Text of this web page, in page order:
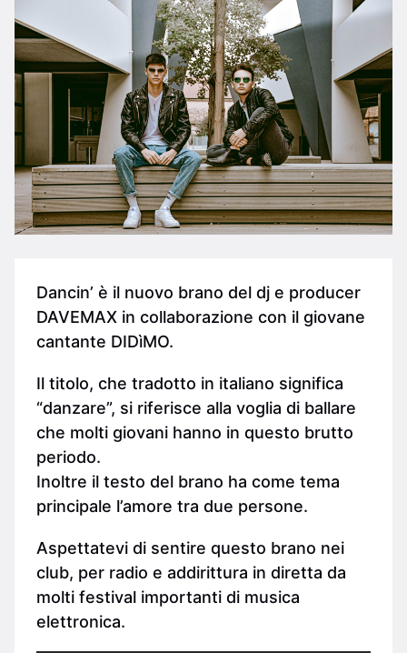
Dancin’ è il nuovo brano del dj e producer
DAVEMAX in collaborazione con il giovane
cantante DIDìMO.
Il titolo, che tradotto in italiano significa
“danzare”, si riferisce alla voglia di ballare
che molti giovani hanno in questo brutto
periodo.
Inoltre il testo del brano ha come tema
principale l’amore tra due persone.
Aspettatevi di sentire questo brano nei
club, per radio e addirittura in diretta da
molti festival importanti di musica
elettronica.